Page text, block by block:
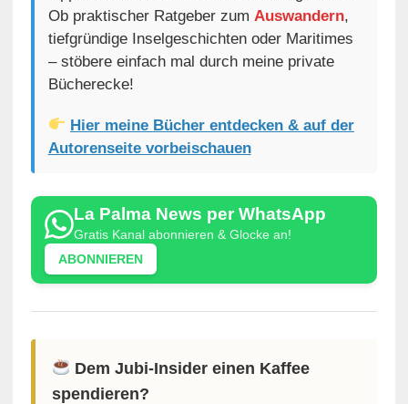
Ob praktischer Ratgeber zum Auswandern,
tiefgründige Inselgeschichten oder Maritimes
– stöbere einfach mal durch meine private
Bücherecke!
Hier meine Bücher entdecken & auf der
Autorenseite vorbeischauen
La Palma News per WhatsApp
Gratis Kanal abonnieren & Glocke an!
ABONNIEREN
Dem Jubi-Insider einen Kaffee
spendieren?